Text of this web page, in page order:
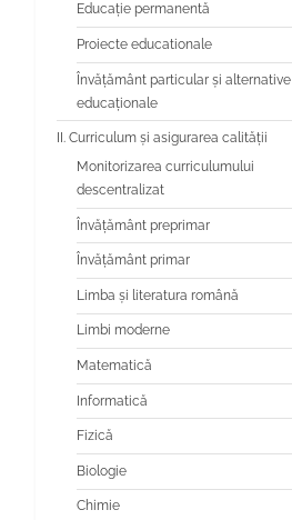
Educaţie permanentă
Proiecte educationale
Învăţământ particular şi alternative
educaţionale
II. Curriculum și asigurarea calității
Monitorizarea curriculumului
descentralizat
Învățământ preprimar
Învățământ primar
Limba şi literatura română
Limbi moderne
Matematică
Informatică
Fizică
Biologie
Chimie